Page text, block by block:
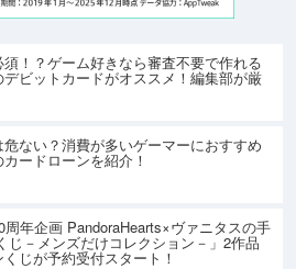
！？ゲーム好きなら審査不要で作れる
ビットカードがオススメ！編集部が厳
ない？消費が多いゲーマーにおすすめ
ードローンを紹介！
周年企画 PandoraHearts×ヴァニタスの手
じ－メンズだけコレクション－」2作品
じが予約受付スタート！